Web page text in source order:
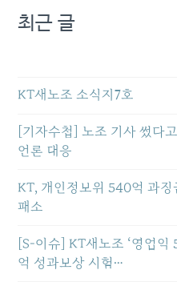
최근 글
KT새노조 소식지7호
[기자수첩] 노조 기사 썼다
언론 대응
KT, 개인정보위 540억 과
패소
[S-이슈] KT새노조 ‘영업
억 성과보상 시험…